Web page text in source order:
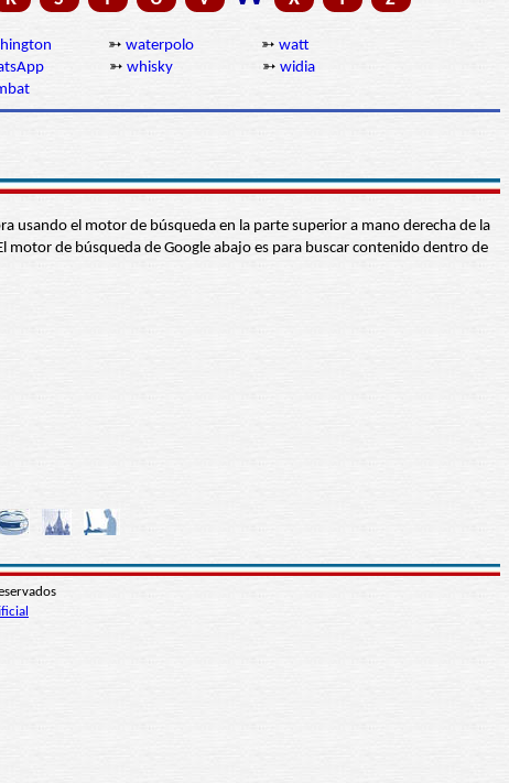
➳ waterpolo ➳ watt
➳ whisky ➳ widia
usando el motor de búsqueda en la parte superior a mano derecha de la
de búsqueda de Google abajo es para buscar contenido dentro de